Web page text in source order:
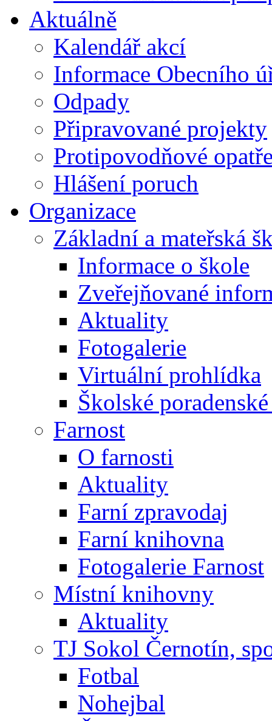
Aktuálně
Kalendář akcí
Informace Obecního
Odpady
Připravované projekty
Protipovodňové
Hlášení poruch
Organizace
Základní a mateřská
Informace o škole
Zveřejňované
Aktuality
Fotogalerie
Virtuální prohlídka
Školské
Farnost
O farnosti
Aktuality
Farní zpravodaj
Farní knihovna
Fotogalerie Farnost
Místní knihovny
Aktuality
TJ Sokol Černotín,
Fotbal
Nohejbal